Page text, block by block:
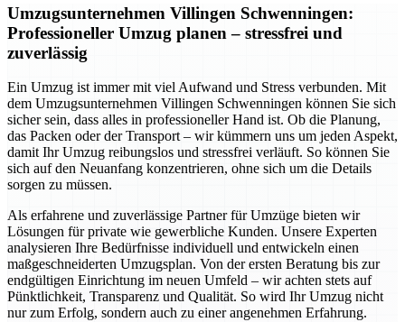
Umzugsunternehmen Villingen Schwenningen:
Professioneller Umzug planen – stressfrei und
zuverlässig
Ein Umzug ist immer mit viel Aufwand und Stress verbunden. Mit
dem Umzugsunternehmen Villingen Schwenningen können Sie sich
sicher sein, dass alles in professioneller Hand ist. Ob die Planung,
das Packen oder der Transport – wir kümmern uns um jeden Aspekt,
damit Ihr Umzug reibungslos und stressfrei verläuft. So können Sie
sich auf den Neuanfang konzentrieren, ohne sich um die Details
sorgen zu müssen.
Als erfahrene und zuverlässige Partner für Umzüge bieten wir
Lösungen für private wie gewerbliche Kunden. Unsere Experten
analysieren Ihre Bedürfnisse individuell und entwickeln einen
maßgeschneiderten Umzugsplan. Von der ersten Beratung bis zur
endgültigen Einrichtung im neuen Umfeld – wir achten stets auf
Pünktlichkeit, Transparenz und Qualität. So wird Ihr Umzug nicht
nur zum Erfolg, sondern auch zu einer angenehmen Erfahrung.